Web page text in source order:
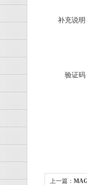
补充说明
验证码
上一篇：